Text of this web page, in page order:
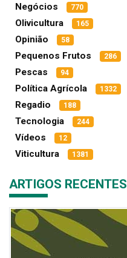
Negócios 770
Olivicultura 165
Opinião 58
Pequenos Frutos 286
Pescas 94
Política Agrícola 1332
Regadio 188
Tecnologia 244
Vídeos 12
Viticultura 1381
ARTIGOS RECENTES